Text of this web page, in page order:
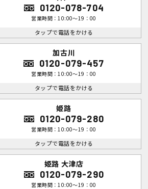
0120-078-704
営業時間：10:00～19：00
タップで電話をかける
加古川
0120-079-457
営業時間：10:00～19：00
タップで電話をかける
姫路
0120-079-280
営業時間：10:00～19：00
タップで電話をかける
姫路 大津店
0120-079-290
営業時間：10:00～19：00